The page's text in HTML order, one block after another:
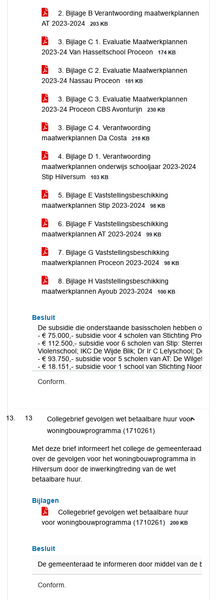
2. Bijlage B Verantwoording maatwerkplannen
AT 2023-2024
203 KB
3. Bijlage C 1. Evaluatie Maatwerkplannen
2023-24 Van Hasseltschool Proceon
174 KB
3. Bijlage C 2. Evaluatie Maatwerkplannen
2023-24 Nassau Proceon
181 KB
3. Bijlage C 3. Evaluatie Maatwerkplannen
2023-24 Proceon CBS Avonturijn
230 KB
3. Bijlage C 4. Verantwoording
maatwerkplannen Da Costa
218 KB
4. Bijlage D 1. Verantwoording
maatwerkplannen onderwijs schooljaar 2023-2024
Stip Hilversum
103 KB
5. Bijlage E Vaststellingsbeschikking
maatwerkplannen Stip 2023-2024
98 KB
6. Bijlage F Vaststellingsbeschikking
maatwerkplannen AT 2023-2024
99 KB
7. Bijlage G Vaststellingsbeschikking
maatwerkplannen Proceon 2023-2024
98 KB
8. Bijlage H Vaststellingsbeschikking
maatwerkplannen Ayoub 2023-2024
100 KB
Besluit
De subsidie die onderstaande basisscholen hebben
- € 75.000,- subsidie voor 4 scholen van Stichting
- € 112.500,- subsidie voor 6 scholen van Stip:
Violenschool; IKC De Wijde Blik; Dr Ir C Lelyschool; De
- € 93.750,- subsidie voor 5 scholen van AT: De
- € 18.151,- subsidie voor 1 school van Stichting Noor:
Conform.
13
Collegebrief gevolgen wet betaalbare huur voor
woningbouwprogramma (1710261)
Met deze brief informeert het college de gemeenteraad
over de gevolgen voor het woningbouwprogramma in
Hilversum door de inwerkingtreding van de wet
betaalbare huur.
Bijlagen
Collegebrief gevolgen wet betaalbare huur
voor woningbouwprogramma (1710261)
200 KB
Besluit
De gemeenteraad te informeren door middel van de
Conform.